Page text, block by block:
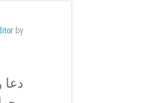
by
دعا